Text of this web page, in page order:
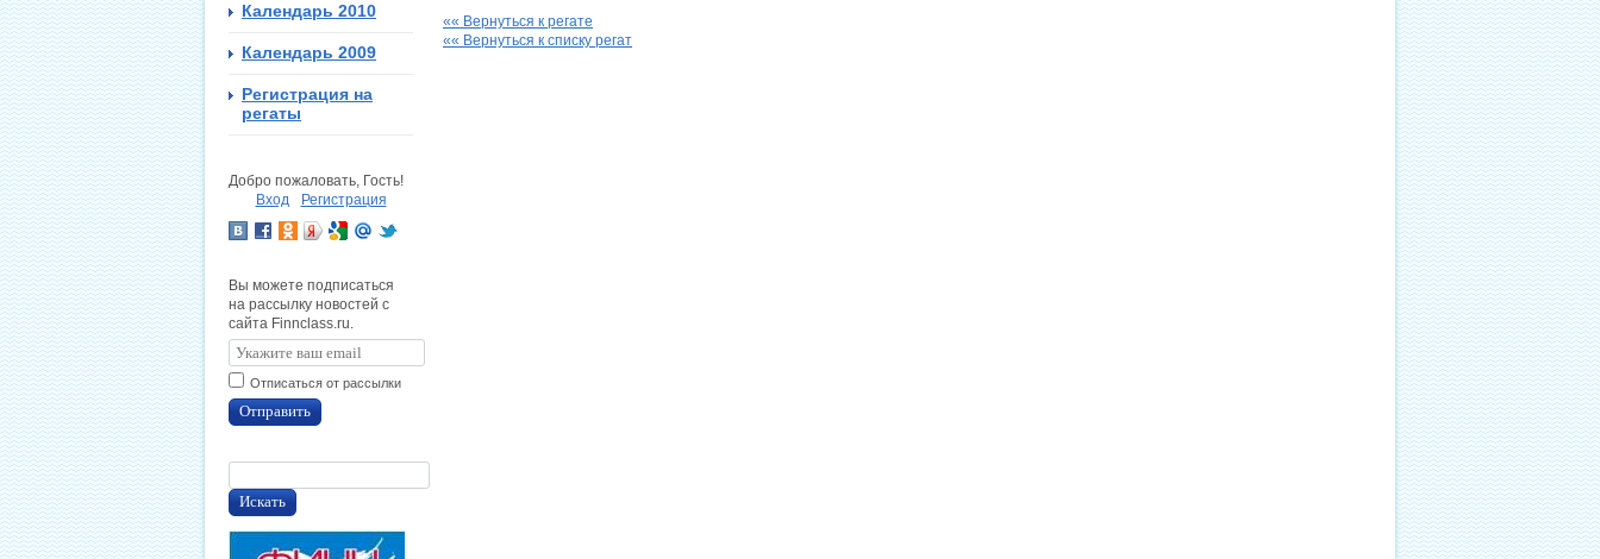
«« Вернуться к регате
«« Вернуться к списку регат
Календарь 2010
Календарь 2009
Регистрация на
регаты
Добро пожаловать, Гость!
Вход
Регистрация
Вы можете подписаться
на рассылку новостей с
сайта Finnclass.ru.
Отписаться от рассылки
Отправить
Искать